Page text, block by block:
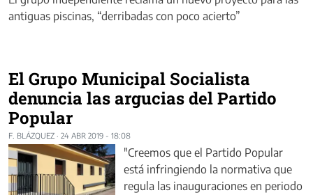
antiguas piscinas, “derribadas con poco acierto”
El Grupo Municipal Socialista
denuncia las argucias del Partido
Popular
F. BLÁZQUEZ · 24 ABR 2019 - 18:08
"Creemos que el Partido Popular
está infringiendo la normativa que
regula las inauguraciones en periodo